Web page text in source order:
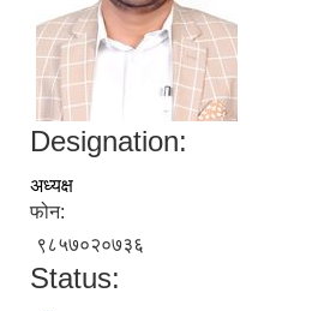
Designation:
अध्यक्ष
फोन:
९८५७०२०७३६
Status: